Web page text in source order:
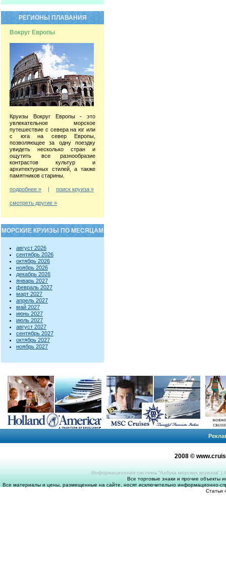
РЕГИОНЫ ПЛАВАНИЯ
Вокруг Европы
Круизы Вокруг Европы - это
увлекательное морское
путешествие с севера на юг или
с юга на север Европы,
позволяющее за одну поездку
увидеть несколько стран и
ощутить все разнообразие
контрастов культур и
архитектурных стилей, а также
памятников старины.
подробнее » | поиск круиза »
смотреть другие »
МОРСКИЕ КРУИЗЫ ПО МЕСЯЦАМ
август 2026
сентябрь 2026
октябрь 2026
ноябрь 2026
декабрь 2026
январь 2027
февраль 2027
март 2027
апрель 2027
май 2027
июнь 2027
июль 2027
август 2027
сентябрь 2027
октябрь 2027
ноябрь 2027
2008 ©
Информационная система “Азбука морских круизов” |
Все торговые знаки и прочие объекты
Все материалы и цены, размещенные на сайте, носят исключительно информационно-
Статьи